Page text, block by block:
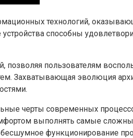
технологий,
способны
пользователям
Захватывающая эволюция
черты современных
выполнять самые
функционирование